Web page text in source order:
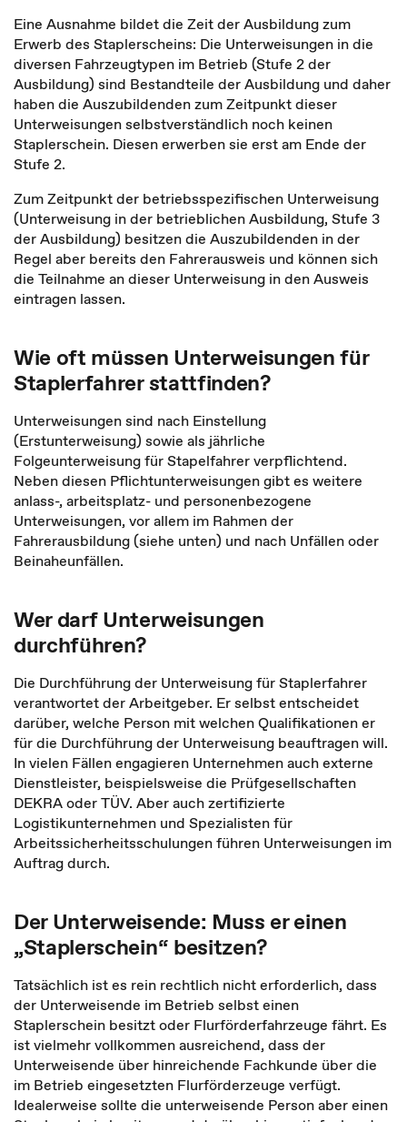
Eine Ausnahme bildet die Zeit der Ausbildung zum
Erwerb des Staplerscheins: Die Unterweisungen in die
diversen Fahrzeugtypen im Betrieb (Stufe 2 der
Ausbildung) sind Bestandteile der Ausbildung und daher
haben die Auszubildenden zum Zeitpunkt dieser
Unterweisungen selbstverständlich noch keinen
Staplerschein. Diesen erwerben sie erst am Ende der
Stufe 2.
Zum Zeitpunkt der betriebsspezifischen Unterweisung
(Unterweisung in der betrieblichen Ausbildung, Stufe 3
der Ausbildung) besitzen die Auszubildenden in der
Regel aber bereits den Fahrerausweis und können sich
die Teilnahme an dieser Unterweisung in den Ausweis
eintragen lassen.
Wie oft müssen Unterweisungen für
Staplerfahrer stattfinden?
Unterweisungen sind nach Einstellung
(Erstunterweisung) sowie als jährliche
Folgeunterweisung für Stapelfahrer verpflichtend.
Neben diesen Pflichtunterweisungen gibt es weitere
anlass-, arbeitsplatz- und personenbezogene
Unterweisungen, vor allem im Rahmen der
Fahrerausbildung (siehe unten) und nach Unfällen oder
Beinaheunfällen.
Wer darf Unterweisungen
durchführen?
Die Durchführung der Unterweisung für Staplerfahrer
verantwortet der Arbeitgeber. Er selbst entscheidet
darüber, welche Person mit welchen Qualifikationen er
für die Durchführung der Unterweisung beauftragen will.
In vielen Fällen engagieren Unternehmen auch externe
Dienstleister, beispielsweise die Prüfgesellschaften
DEKRA oder TÜV. Aber auch zertifizierte
Logistikunternehmen und Spezialisten für
Arbeitssicherheitsschulungen führen Unterweisungen im
Auftrag durch.
Der Unterweisende: Muss er einen
„Staplerschein“ besitzen?
Tatsächlich ist es rein rechtlich nicht erforderlich, dass
der Unterweisende im Betrieb selbst einen
Staplerschein besitzt oder Flurförderfahrzeuge fährt. Es
ist vielmehr vollkommen ausreichend, dass der
Unterweisende über hinreichende Fachkunde über die
im Betrieb eingesetzten Flurförderzeuge verfügt.
Idealerweise sollte die unterweisende Person aber einen